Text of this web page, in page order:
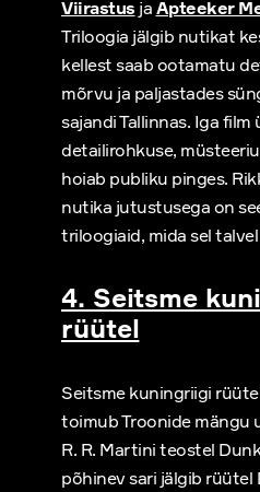
Viirastus ja Apteeker
Triloogia jälgib nutikat
kellest saab ootamatu
mõrvu ja paljastades
sajandi Tallinnas. Iga
detailirohkuse,
hoiab publiku pinges.
nutika jutustusega on
triloogiaid, mida sel
4. Seitsme
rüütel
Seitsme kuningriigi
toimub Troonide mängu
R. R. Martini teostel
põhinev sari jälgib rüütel